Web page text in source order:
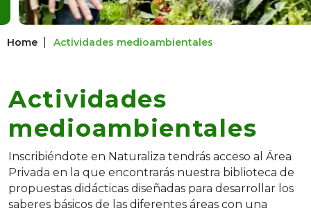
Home Actividades medioambientales
Actividades
medioambientales
Inscribiéndote en Naturaliza tendrás acceso al Área
Privada en la que encontrarás nuestra biblioteca de
propuestas didácticas diseñadas para desarrollar los
saberes básicos de las diferentes áreas con una